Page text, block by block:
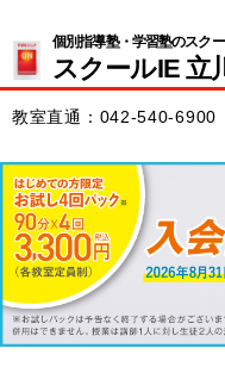
個別指導塾・学習塾のスク
スクールIE 立
教室直通： 042-540-6900